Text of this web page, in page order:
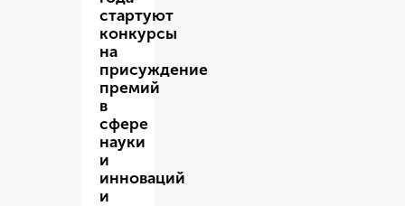
стартуют
конкурсы
на
присуждение
премий
в
сфере
науки
и
инноваций
и